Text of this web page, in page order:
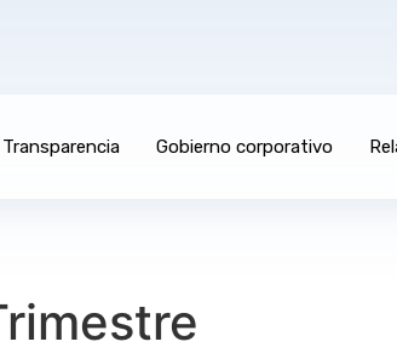
Transparencia Gobierno corporativo